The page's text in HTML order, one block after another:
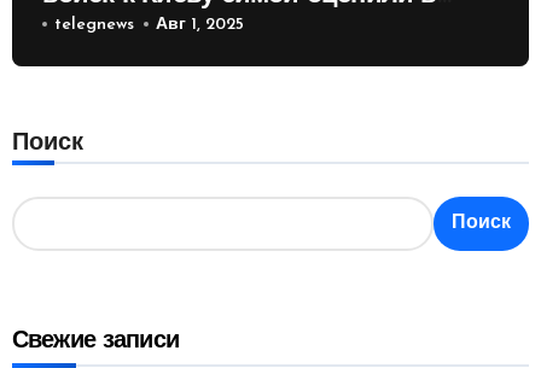
России
telegnews Авг 1, 2025
Поиск
Поиск
Свежие записи